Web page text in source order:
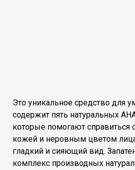
Это уникальное средство для
содержит пять натуральных
которые помогают справиться
кожей и неровным цветом
гладкий и сияющий вид.
комплекс производных